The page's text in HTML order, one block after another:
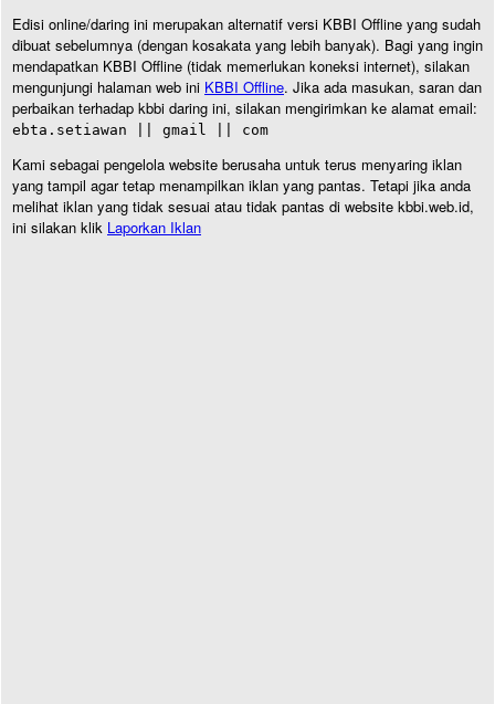
Edisi online/daring ini merupakan alternatif versi KBBI Offline yang sudah
dibuat sebelumnya (dengan kosakata yang lebih banyak). Bagi yang ingin
mendapatkan KBBI Offline (tidak memerlukan koneksi internet), silakan
mengunjungi halaman web ini KBBI Offline. Jika ada masukan, saran dan
perbaikan terhadap kbbi daring ini, silakan mengirimkan ke alamat email:
ebta.setiawan || gmail || com
Kami sebagai pengelola website berusaha untuk terus menyaring iklan
yang tampil agar tetap menampilkan iklan yang pantas. Tetapi jika anda
melihat iklan yang tidak sesuai atau tidak pantas di website kbbi.web.id,
ini silakan klik Laporkan Iklan